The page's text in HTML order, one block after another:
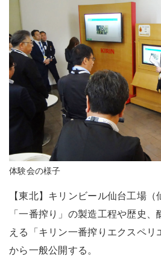
体験会の様子
【東北】キリンビール仙台工場（
「一番搾り」の製造工程や歴史
える「キリン一番搾りエクスペリ
から一般公開する。